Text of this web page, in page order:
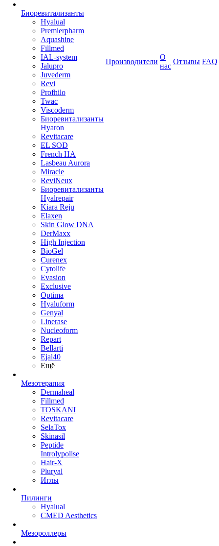
Биоревитализанты
Hyalual
Premierpharm
Aquashine
Fillmed
IAL-system
Jalupro
Juvederm
Revi
Profhilo
Twac
Viscoderm
Биоревитализанты
Hyaron
Revitacare
EL SOD
French HA
Lasbeau Aurora
Miracle
ReviNeux
Биоревитализанты
Hyalrepair
Kiara Reju
Elaxen
Skin Glow DNA
DerMaxx
High Injection
BioGel
Curenex
Cytolife
Evasion
Exclusive
Optima
Hyaluform
Genyal
Linerase
Nucleoform
Repart
Bellarti
Ejal40
Ещё
Мезотерапия
Dermaheal
Fillmed
TOSKANI
Revitacare
SelaTox
Skinasil
Peptide
Introlypolise
Hair-X
Pluryal
Иглы
Пилинги
Hyalual
CMED Aesthetics
Мезороллеры
Производители
О
нас
Отзывы FAQ